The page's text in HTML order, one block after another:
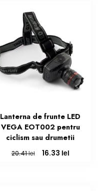
Lanterna de frunte LED
VEGA EOT002 pentru
ciclism sau drumetii
20.41lei
Prețul
16.33 leiPrețul